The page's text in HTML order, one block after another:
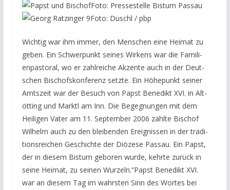
Foto: Pressestelle Bistum Passau
Foto: Duschl / pbp
Wich­tig war ihm immer, den Men­schen eine Hei­mat zu
geben. Ein Schwer­punkt sei­nes Wir­kens war die Fami­li­
en­pas­to­ral, wo er zahl­rei­che Akzen­te auch in der Deut­
schen Bischofs­kon­fe­renz setz­te. Ein Höhe­punkt sei­ner
Amts­zeit war der Besuch von Papst Bene­dikt XVI. in Alt­
öt­ting und Marktl am Inn. Die Begeg­nun­gen mit dem
Hei­li­gen Vater am 11. Sep­tem­ber 2006 zähl­te Bischof
Wil­helm auch zu den blei­ben­den Ereig­nis­sen in der tra­di­
ti­ons­rei­chen Geschich­te der Diö­ze­se Pas­sau. Ein Papst,
der in die­sem Bis­tum gebo­ren wur­de, kehr­te zurück in
sei­ne Hei­mat, zu sei­nen Wur­zeln.​“Papst Bene­dikt XVI.
war an die­sem Tag im wahrs­ten Sinn des Wor­tes bei